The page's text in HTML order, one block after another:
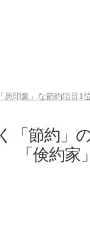
印象」な節約項目1
「節約
「倹約家